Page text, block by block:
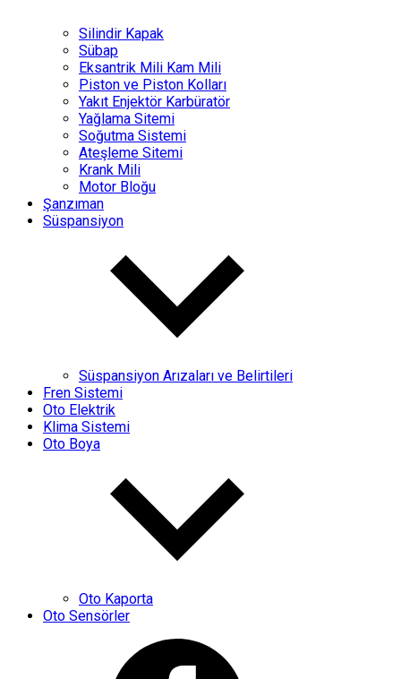
Silindir Kapak
Sübap
Eksantrik Mili Kam Mili
Piston ve Piston Kolları
Yakıt Enjektör Karbüratör
Yağlama Sitemi
Soğutma Sistemi
Ateşleme Sitemi
Krank Mili
Motor Bloğu
Şanzıman
Süspansiyon
Süspansiyon Arızaları ve Belirtileri
Fren Sistemi
Oto Elektrik
Klima Sistemi
Oto Boya
Oto Kaporta
Oto Sensörler